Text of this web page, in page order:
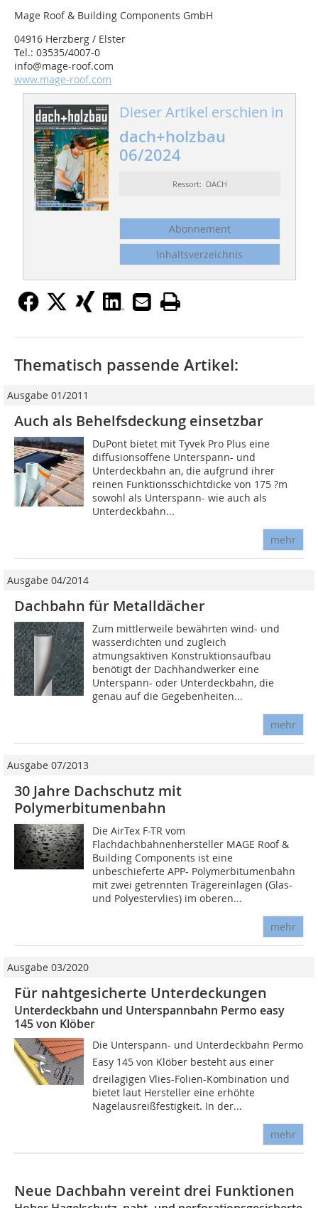
Mage Roof & Building Components GmbH
04916 Herzberg / Elster
Tel.: 03535/4007-0
info@mage-roof.com
www.mage-roof.com
Dieser Artikel erschien in
dach+holzbau
06/2024
Ressort: DACH
Abonnement
Inhaltsverzeichnis
Thematisch passende Artikel:
Ausgabe 01/2011
Auch als Behelfsdeckung einsetzbar
DuPont bietet mit Tyvek Pro Plus eine
diffusionsoffene Unterspann- und
Unterdeckbahn an, die aufgrund ihrer
reinen Funktionsschichtdicke von 175 ?m
sowohl als Unterspann- wie auch als
Unterdeckbahn...
mehr
Ausgabe 04/2014
Dachbahn für Metalldächer
Zum mittlerweile bewährten wind- und
wasserdichten und zugleich
atmungsaktiven Konstruktionsaufbau
benötigt der Dachhandwerker eine
Unterspann- oder Unterdeckbahn, die
genau auf die Gegebenheiten...
mehr
Ausgabe 07/2013
30 Jahre Dachschutz mit
Polymerbitumenbahn
Die AirTex F-TR vom
Flachdachbahnenhersteller MAGE Roof &
Building Components ist eine
unbeschieferte APP- Polymerbitumenbahn
mit zwei getrennten Trägereinlagen (Glas-
und Polyestervlies) im oberen...
mehr
Ausgabe 03/2020
Für nahtgesicherte Unterdeckungen
Unterdeckbahn und Unterspannbahn Permo easy
145 von Klöber
Die Unterspann- und Unterdeckbahn Permo
Easy 145 von Klöber besteht aus einer
dreilagigen Vlies-Folien-Kombination und
bietet laut Hersteller eine erhöhte
Nagelausreißfestigkeit. In der...
mehr
Neue Dachbahn vereint drei Funktionen